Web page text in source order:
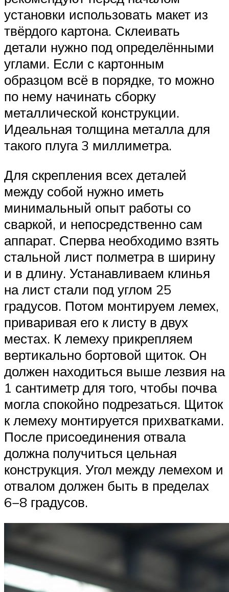
установки использовать макет из
твёрдого картона. Склеивать
детали нужно под определёнными
углами. Если с картонным
образцом всё в порядке, то можно
по нему начинать сборку
металлической конструкции.
Идеальная толщина металла для
такого плуга 3 миллиметра.
Для скрепления всех деталей
между собой нужно иметь
минимальный опыт работы со
сваркой, и непосредственно сам
аппарат. Сперва необходимо взять
стальной лист полметра в ширину
и в длину. Устанавливаем клинья
на лист стали под углом 25
градусов. Потом монтируем лемех,
приваривая его к листу в двух
местах. К лемеху прикрепляем
вертикально бортовой щиток. Он
должен находиться выше лезвия на
1 сантиметр для того, чтобы почва
могла спокойно подрезаться. Щиток
к лемеху монтируется прихватками.
После присоединения отвала
должна получиться цельная
конструкция. Угол между лемехом и
отвалом должен быть в пределах
6−8 градусов.